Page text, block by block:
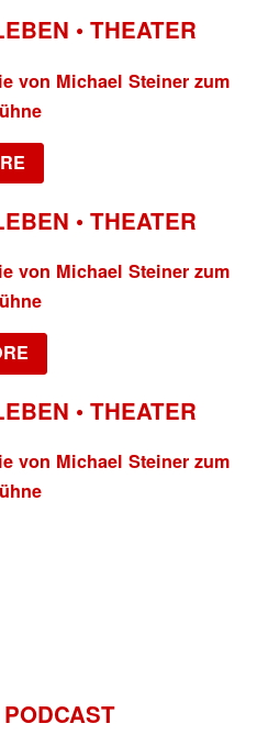
• THEATER
von Michael Steiner zum
• THEATER
von Michael Steiner zum
• THEATER
von Michael Steiner zum